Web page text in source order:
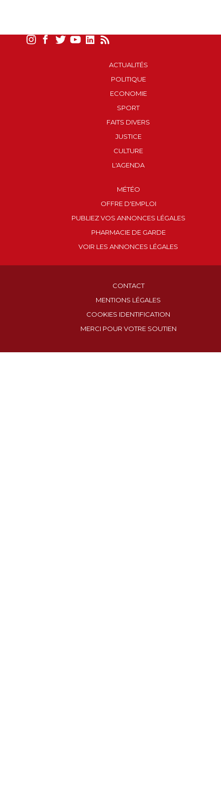
ACTUALITÉS
POLITIQUE
ECONOMIE
SPORT
FAITS DIVERS
JUSTICE
CULTURE
L'AGENDA
MÉTÉO
OFFRE D'EMPLOI
PUBLIEZ VOS ANNONCES LÉGALES
PHARMACIE DE GARDE
VOIR LES ANNONCES LÉGALES
CONTACT
MENTIONS LÉGALES
COOKIES IDENTIFICATION
MERCI POUR VOTRE SOUTIEN